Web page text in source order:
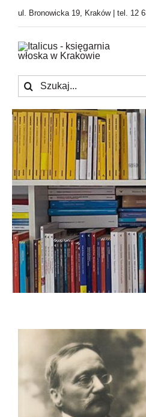
Przejdź
zawartości
ul. Bronowicka 19, Kraków | tel. 12
Szukaj